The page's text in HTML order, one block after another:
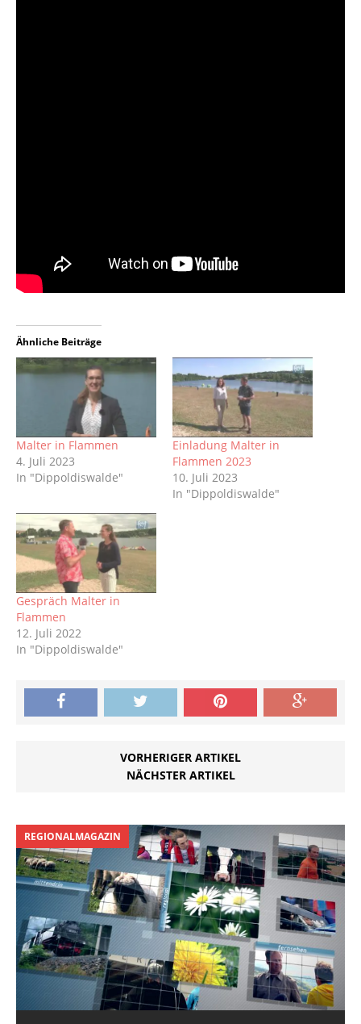
Ähnliche Beiträge
Malter in Flammen
4. Juli 2023
In "Dippoldiswalde"
Einladung Malter in
Flammen 2023
10. Juli 2023
In "Dippoldiswalde"
Gespräch Malter in
Flammen
12. Juli 2022
In "Dippoldiswalde"
VORHERIGER ARTIKEL
NÄCHSTER ARTIKEL
REGIONALMAGAZIN